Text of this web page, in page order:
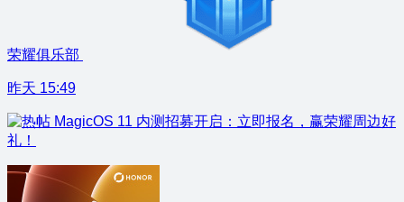
荣耀俱乐部
昨天 15:49
MagicOS 11 内测招募开启：立即报名，赢荣耀周边好
礼！